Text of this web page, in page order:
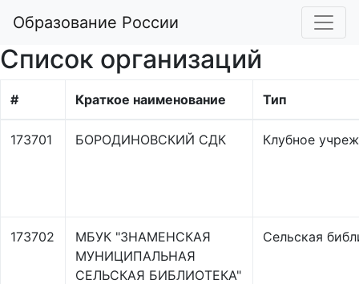
Образование России
Список организаций
# Краткое наименование Тип
173701 БОРОДИНОВСКИЙ СДК Клубное
173702
МБУК "ЗНАМЕНСКАЯ
МУНИЦИПАЛЬНАЯ
СЕЛЬСКАЯ БИБЛИОТЕКА"
Сельская